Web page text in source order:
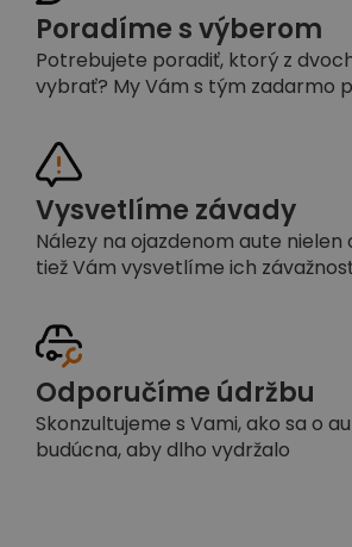
Poradíme s výberom
Potrebujete poradiť, ktorý z
vybrať? My Vám s tým zadarmo
Vysvetlíme závady
Nálezy na ojazdenom aute nielen
tiež Vám vysvetlíme ich
Odporučíme údržbu
Skonzultujeme s Vami, ako sa o
budúcna, aby dlho vydržalo